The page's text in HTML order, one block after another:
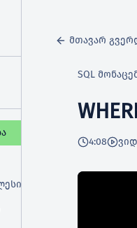
იდეა
მთავარ
SQL
4:08